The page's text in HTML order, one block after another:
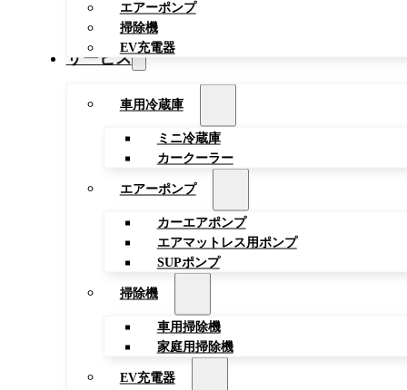
エアーポンプ
掃除機
EV充電器
サービス
車用冷蔵庫
ミニ冷蔵庫
カークーラー
エアーポンプ
カーエアポンプ
エアマットレス用ポンプ
SUPポンプ
掃除機
車用掃除機
家庭用掃除機
EV充電器